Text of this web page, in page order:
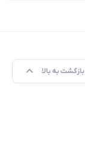
بازگشت به بالا